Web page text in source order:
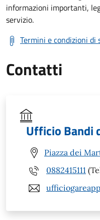
informazioni importanti,
servizio.
Termini e condizioni di
Contatti
Ufficio Bandi
Piazza dei
0882415111